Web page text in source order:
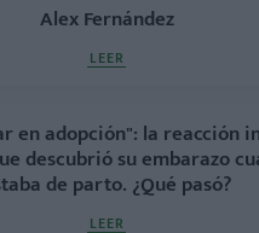
Alex Fernández
LEER
en adopción": la reacción
descubrió su embarazo
de parto. ¿Qué pasó?
LEER